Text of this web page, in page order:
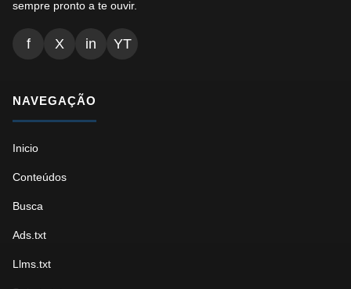
sempre pronto a te ouvir.
f X in YT
NAVEGAÇÃO
Inicio
Conteúdos
Busca
Ads.txt
Llms.txt